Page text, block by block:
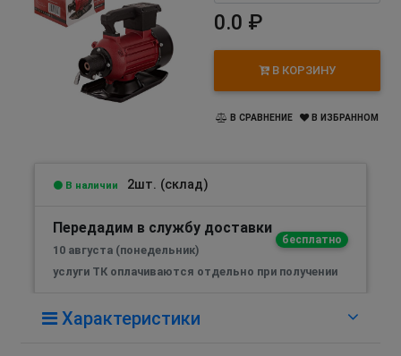
0.0 ₽
В КОРЗИНУ
В СРАВНЕНИЕ В ИЗБРАННОМ
В наличии 2шт. (склад)
Передадим в службу доставки
бесплатно
10 августа (понедельник)
услуги ТК оплачиваются отдельно при получении
Характеристики